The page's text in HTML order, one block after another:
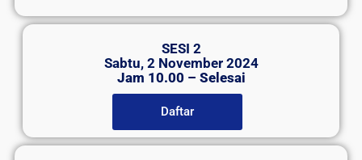
SESI 2
Sabtu, 2 November 2024
Jam 10.00 – Selesai
Daftar